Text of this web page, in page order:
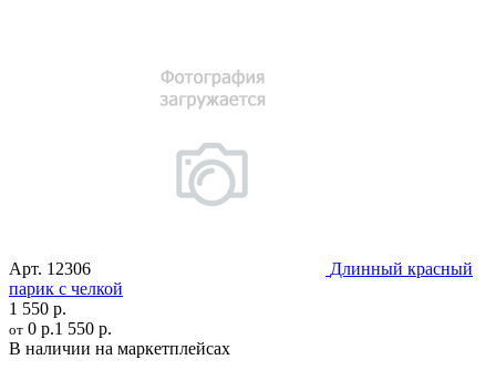
Арт. 12306
Длинный красный
парик с челкой
1 550 р.
от 0 р.1 550 р.
В наличии на маркетплейсах